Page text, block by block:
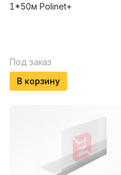
1*50м Polinet+
Под заказ
В корзину